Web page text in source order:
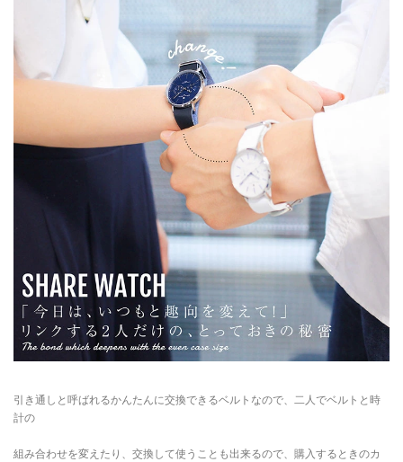
引き通しと呼ばれるかんたんに交換できるベルトなので、二人でベルトと時
計の
組み合わせを変えたり、交換して使うことも出来るので、購入するときのカ